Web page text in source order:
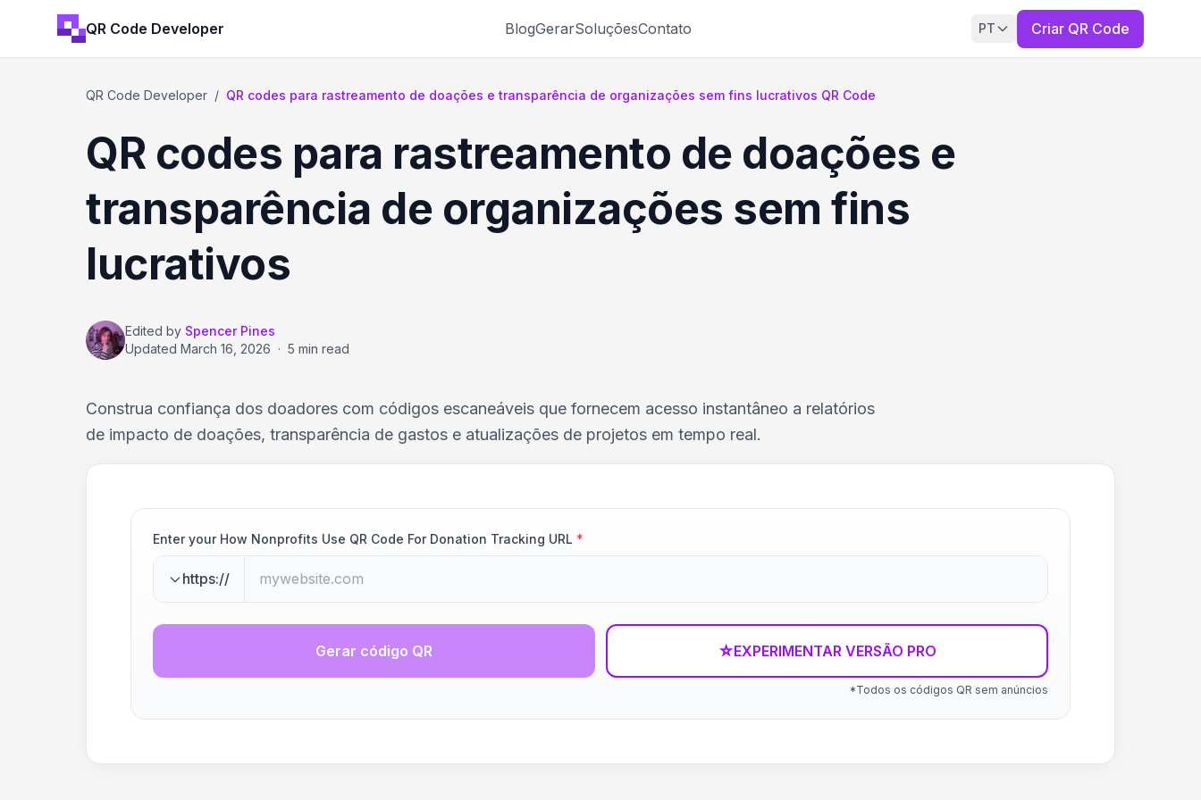
QR Code Developer BlogGerarSoluçõesContato PT Criar QR Code
QR Code Developer / QR codes para rastreamento de doações e transparência de organizações sem fins lucrativos QR Code
QR codes para rastreamento de doações e
transparência de organizações sem fins
lucrativos
Edited by Spencer Pines
Updated March 16, 2026 · 5 min read
Construa confiança dos doadores com códigos escaneáveis que fornecem acesso instantâneo a relatórios
de impacto de doações, transparência de gastos e atualizações de projetos em tempo real.
Enter your How Nonprofits Use QR Code For Donation Tracking URL *
https://
Gerar código QR ☆EXPERIMENTAR VERSÃO PRO
*Todos os códigos QR sem anúncios